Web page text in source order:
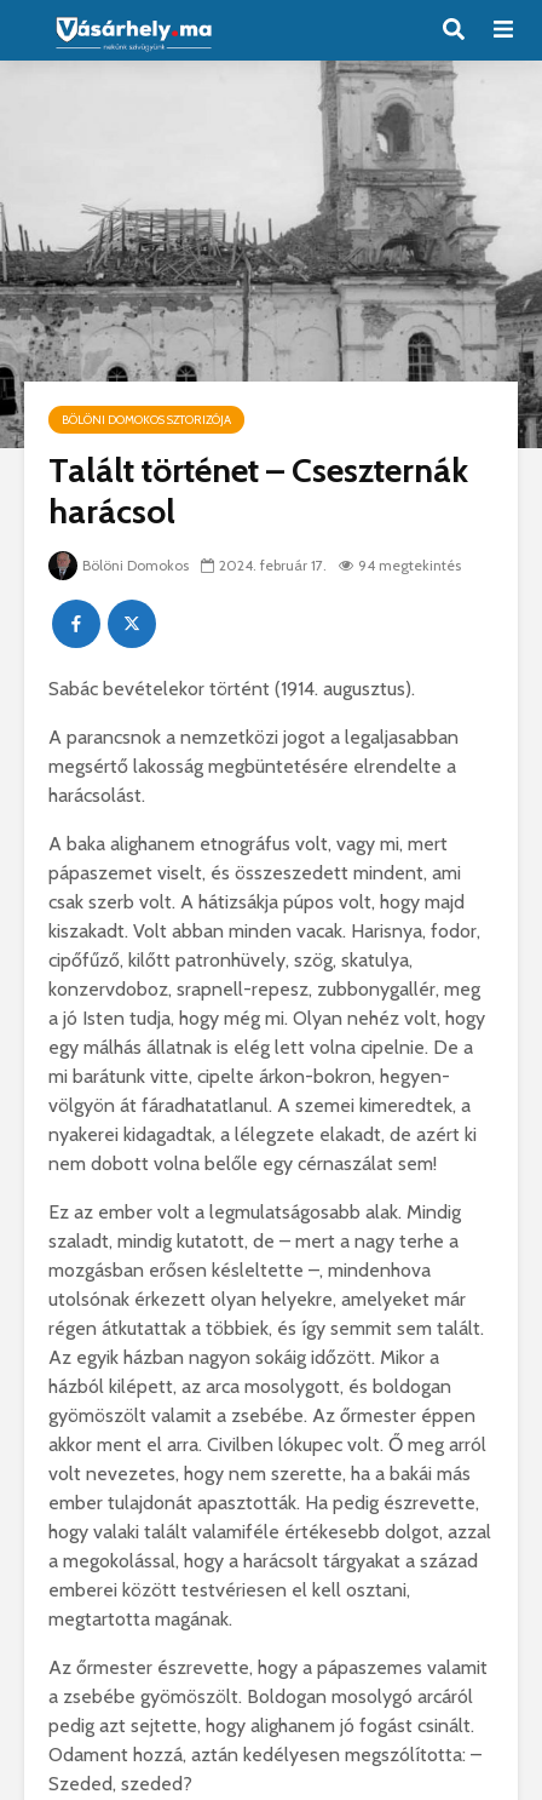
BÖLÖNI DOMOKOS SZTORIZÓJA
Talált történet – Cseszternák
harácsol
Bölöni Domokos 2024. február 17. 94 megtekintés
Sabác bevételekor történt (1914. augusztus).
A parancsnok a nemzetközi jogot a legaljasabban
megsértő lakosság megbüntetésére elrendelte a
harácsolást.
A baka alighanem etnográfus volt, vagy mi, mert
pápaszemet viselt, és összeszedett mindent, ami
csak szerb volt. A hátizsákja púpos volt, hogy majd
kiszakadt. Volt abban minden vacak. Harisnya, fodor,
cipőfűző, kilőtt patronhüvely, szög, skatulya,
konzervdoboz, srapnell-repesz, zubbonygallér, meg
a jó Isten tudja, hogy még mi. Olyan nehéz volt, hogy
egy málhás állatnak is elég lett volna cipelnie. De a
mi barátunk vitte, cipelte árkon-bokron, hegyen-
völgyön át fáradhatatlanul. A szemei kimeredtek, a
nyakerei kidagadtak, a lélegzete elakadt, de azért ki
nem dobott volna belőle egy cérnaszálat sem!
Ez az ember volt a legmulatságosabb alak. Mindig
szaladt, mindig kutatott, de – mert a nagy terhe a
mozgásban erősen késleltette –, mindenhova
utolsónak érkezett olyan helyekre, amelyeket már
régen átkutattak a többiek, és így semmit sem talált.
Az egyik házban nagyon sokáig időzött. Mikor a
házból kilépett, az arca mosolygott, és boldogan
gyömöszölt valamit a zsebébe. Az őrmester éppen
akkor ment el arra. Civilben lókupec volt. Ő meg arról
volt nevezetes, hogy nem szerette, ha a bakái más
ember tulajdonát apasztották. Ha pedig észrevette,
hogy valaki talált valamiféle értékesebb dolgot, azzal
a megokolással, hogy a harácsolt tárgyakat a század
emberei között testvériesen el kell osztani,
megtartotta magának.
Az őrmester észrevette, hogy a pápaszemes valamit
a zsebébe gyömöszölt. Boldogan mosolygó arcáról
pedig azt sejtette, hogy alighanem jó fogást csinált.
Odament hozzá, aztán kedélyesen megszólította: –
Szeded, szeded?